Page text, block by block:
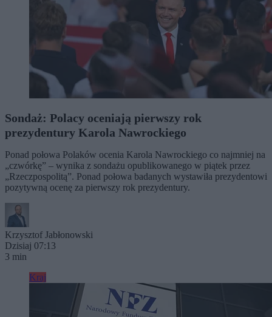
Sondaż: Polacy oceniają pierwszy rok
prezydentury Karola Nawrockiego
Ponad połowa Polaków ocenia Karola Nawrockiego co najmniej na
„czwórkę” – wynika z sondażu opublikowanego w piątek przez
„Rzeczpospolitą”. Ponad połowa badanych wystawiła prezydentowi
pozytywną ocenę za pierwszy rok prezydentury.
Krzysztof Jabłonowski
Dzisiaj 07:13
3 min
Kraj